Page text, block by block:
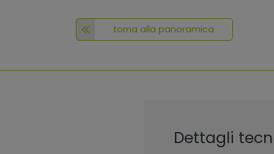
torna alla panoramica
Dettagli